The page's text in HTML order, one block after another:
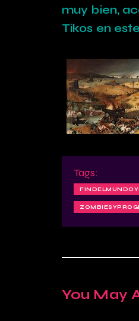
muy bien,
Tikos en
Tags:
You May